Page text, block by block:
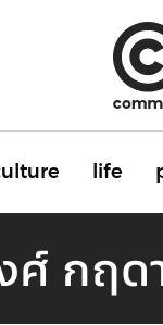
life
ศ์ กฤด